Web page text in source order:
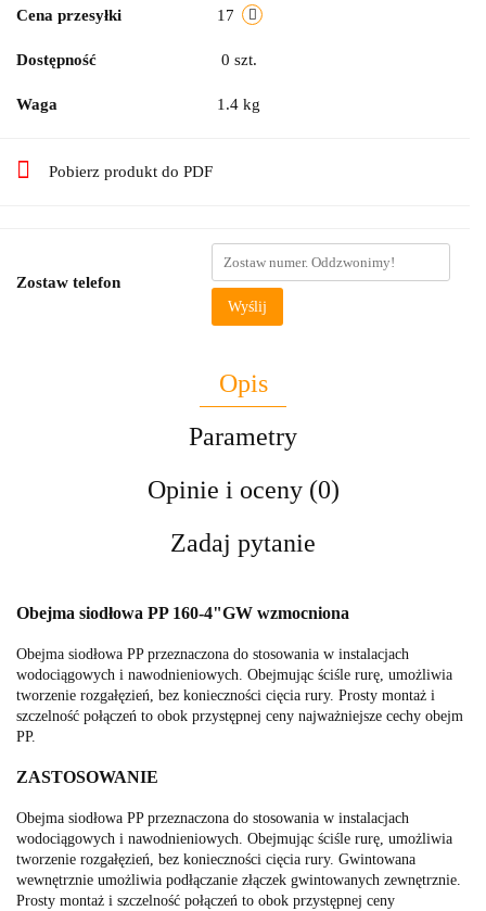
Cena przesyłki 17
Dostępność 0 szt.
Waga 1.4 kg
Pobierz produkt do PDF
Zostaw telefon
Wyślij
Opis
Parametry
Opinie i oceny (0)
Zadaj pytanie
Obejma siodłowa PP 160-4"GW wzmocniona
Obejma siodłowa PP przeznaczona do stosowania w instalacjach
wodociągowych i nawodnieniowych. Obejmując ściśle rurę, umożliwia
tworzenie rozgałęzień, bez konieczności cięcia rury. Prosty montaż i
szczelność połączeń to obok przystępnej ceny najważniejsze cechy obejm
PP.
ZASTOSOWANIE
Obejma siodłowa PP przeznaczona do stosowania w instalacjach
wodociągowych i nawodnieniowych. Obejmując ściśle rurę, umożliwia
tworzenie rozgałęzień, bez konieczności cięcia rury. Gwintowana
wewnętrznie umożliwia podłączanie złączek gwintowanych zewnętrznie.
Prosty montaż i szczelność połączeń to obok przystępnej ceny